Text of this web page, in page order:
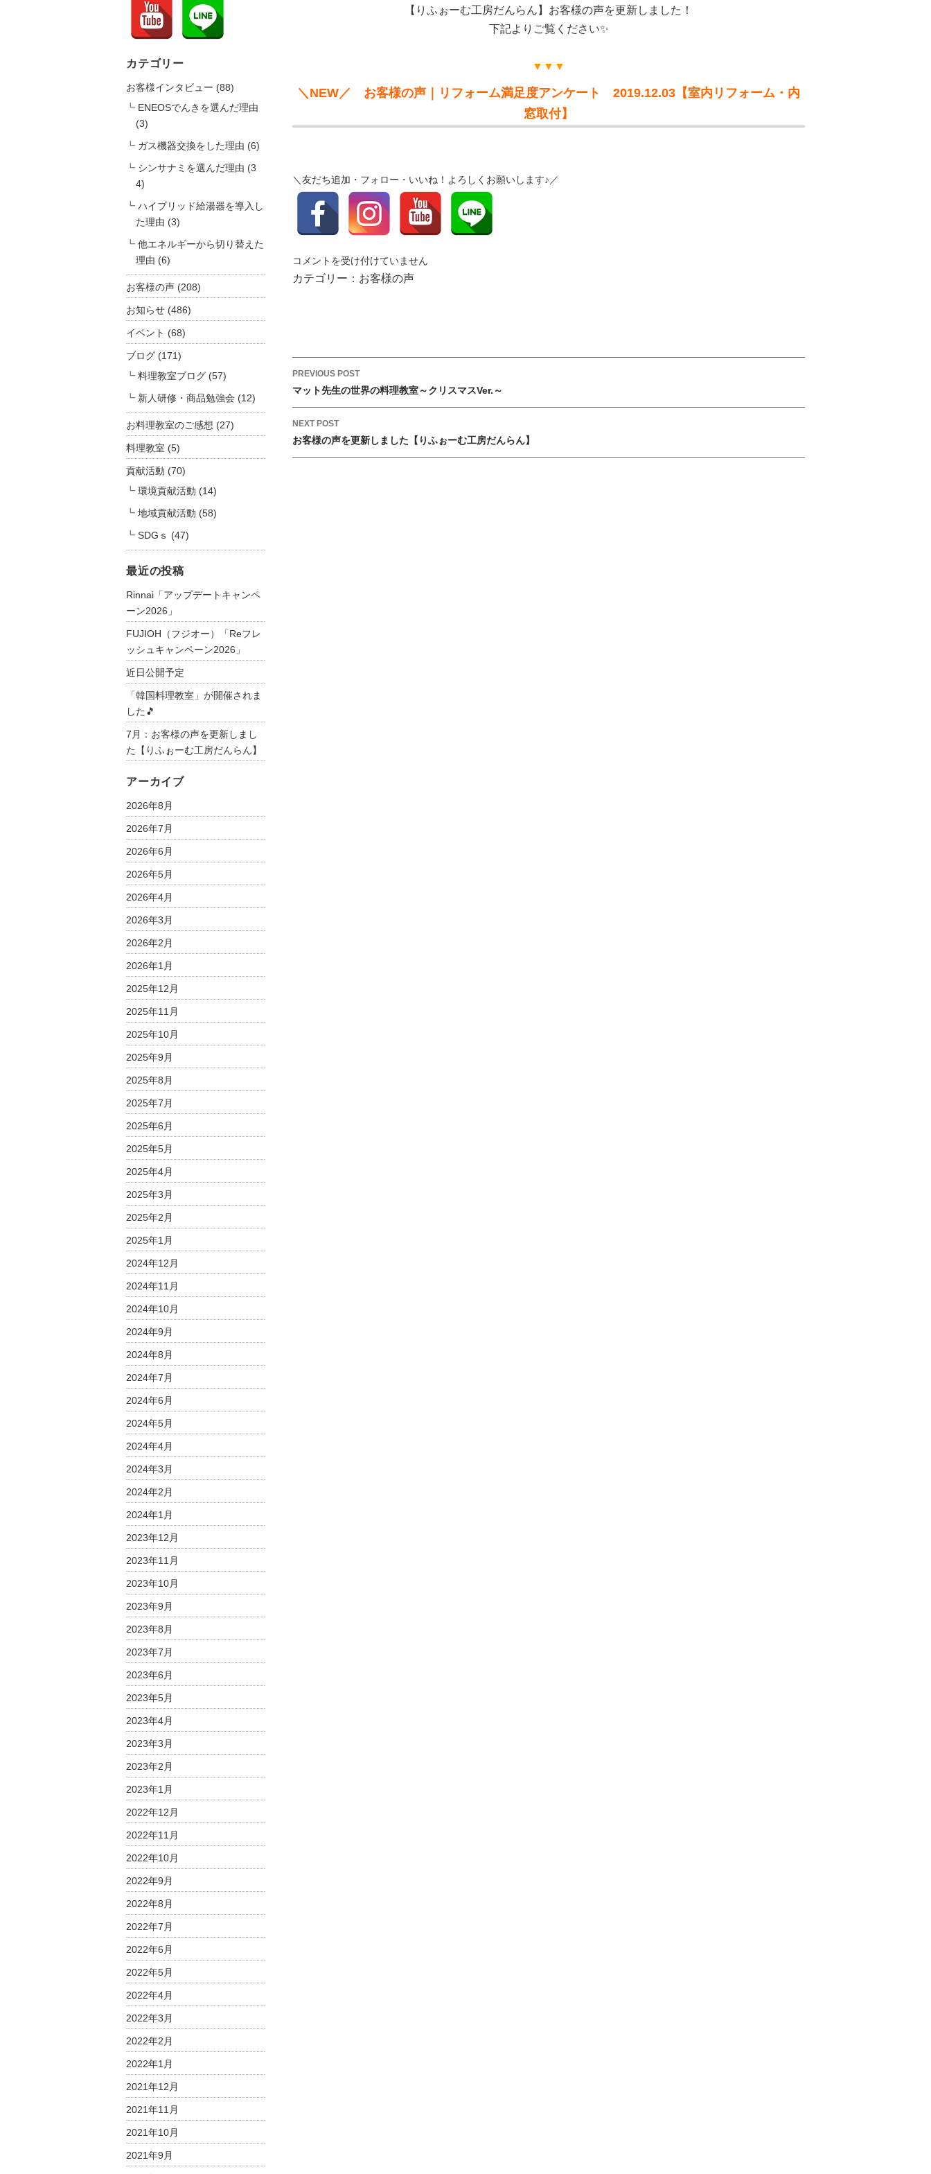
【りふぉーむ工房だんらん】お客様の声を更新しました！
下記よりご覧ください✨
▼▼▼
＼NEW／ お客様の声｜リフォーム満足度アンケート 2019.12.03【室内リフォーム・内
窓取付】
＼友だち追加・フォロー・いいね！よろしくお願いします♪／
お
客
更
新
し
し
た
コメントを受け付けていません
カテゴリー： お客様の声
P
o
s
t
n
a
PREVIOUS POST
マット先生の世界の料理教室～クリスマスVer.～
NEXT POST
お客様の声を更新しました【りふぉーむ工房だんらん】
カテゴリー
お客様インタビュー (88)
ENEOSでんきを選んだ理由
(3)
ガス機器交換をした理由 (6)
シンサナミを選んだ理由 (3
4)
ハイブリッド給湯器を導入し
た理由 (3)
他エネルギーから切り替えた
理由 (6)
お客様の声 (208)
お知らせ (486)
イベント (68)
ブログ (171)
料理教室ブログ(57)
新人研修・商品勉強会 (12)
お料理教室のご感想 (27)
料理教室 (5)
貢献活動 (70)
環境貢献活動 (14)
地域貢献活動 (58)
SDGｓ (47)
最近の投稿
Rinnai「アップデートキャンペ
ーン2026」
FUJIOH（フジオー）「Reフレ
ッシュキャンペーン2026」
近日公開予定
「韓国料理教室」が開催されま
した🎵
7月：お客様の声を更新しまし
た【りふぉーむ工房だんらん】
アーカイブ
2026年8月
2026年7月
2026年6月
2026年5月
2026年4月
2026年3月
2026年2月
2026年1月
2025年12月
2025年11月
2025年10月
2025年9月
2025年8月
2025年7月
2025年6月
2025年5月
2025年4月
2025年3月
2025年2月
2025年1月
2024年12月
2024年11月
2024年10月
2024年9月
2024年8月
2024年7月
2024年6月
2024年5月
2024年4月
2024年3月
2024年2月
2024年1月
2023年12月
2023年11月
2023年10月
2023年9月
2023年8月
2023年7月
2023年6月
2023年5月
2023年4月
2023年3月
2023年2月
2023年1月
2022年12月
2022年11月
2022年10月
2022年9月
2022年8月
2022年7月
2022年6月
2022年5月
2022年4月
2022年3月
2022年2月
2022年1月
2021年12月
2021年11月
2021年10月
2021年9月